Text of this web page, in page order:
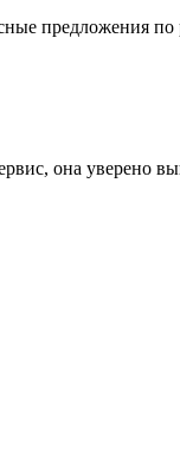
предложения
она уверено